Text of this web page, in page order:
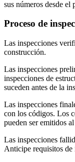
sus números desde el
Proceso de
Las inspecciones
construcción.
Las inspecciones
inspecciones de
suceden antes de la
Las inspecciones
con los códigos. Los
pueden ser emitidos
Las inspecciones
Anticipe requisitos de